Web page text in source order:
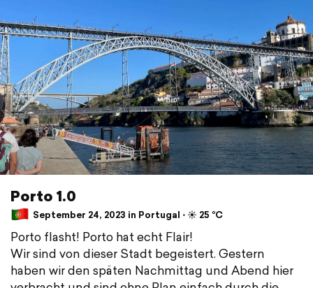
Porto 1.0
September 24, 2023 in Portugal ⋅ ☀️ 25 °C
Porto flasht! Porto hat echt Flair!
Wir sind von dieser Stadt begeistert. Gestern
haben wir den späten Nachmittag und Abend hier